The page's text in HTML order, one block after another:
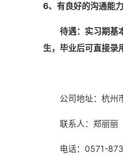
6、有良好的沟通能
待遇：实习期基
生，毕业后可直接录
公司地址：杭州
联系人：郑丽丽
电话：0571-